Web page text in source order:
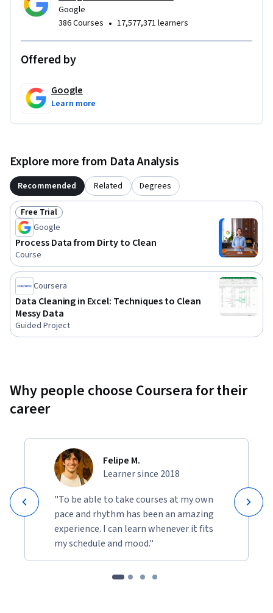
Google
386 Courses • 17,577,371 learners
Offered by
Google
Learn more
Explore more from Data Analysis
Recommended Related Degrees
Status: Free Trial
Free Trial
Google
Process Data from Dirty to Clean
Course
Coursera
Data Cleaning in Excel: Techniques to Clean
Messy Data
Guided Project
Why people choose Coursera for their
career
Felipe M.
Learner since 2018
"To be able to take courses at my own
pace and rhythm has been an amazing
experience. I can learn whenever it fits
my schedule and mood."